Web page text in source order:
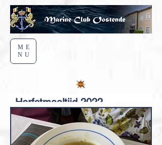
ME
NU
Herfstmaaltijd 2022